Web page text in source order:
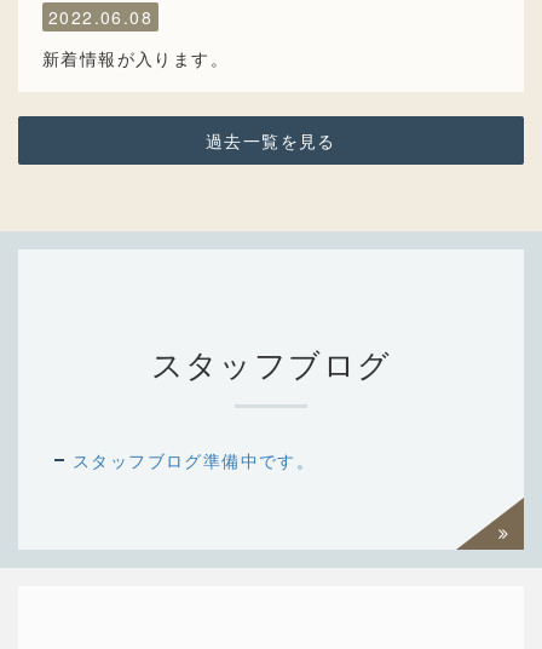
2022.06.08
新着情報が入ります。
過去一覧を見る
スタッフブログ
スタッフブログ準備中です。